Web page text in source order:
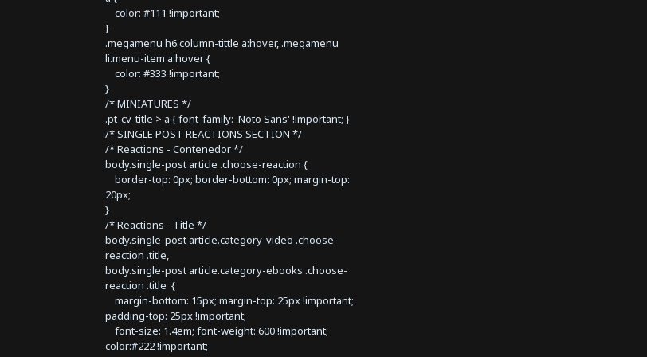
color: #111 !important;
}
.megamenu h6.column-tittle a:hover, .megamenu
li.menu-item a:hover {
color: #333 !important;
}
/* MINIATURES */
.pt-cv-title > a { font-family: 'Noto Sans' !important; }
/* SINGLE POST REACTIONS SECTION */
/* Reactions - Contenedor */
body.single-post article .choose-reaction {
border-top: 0px; border-bottom: 0px; margin-top:
20px;
}
/* Reactions - Title */
body.single-post article.category-video .choose-
reaction .title,
body.single-post article.category-ebooks .choose-
reaction .title {
margin-bottom: 15px; margin-top: 25px !important;
padding-top: 25px !important;
font-size: 1.4em; font-weight: 600 !important;
color:#222 !important;